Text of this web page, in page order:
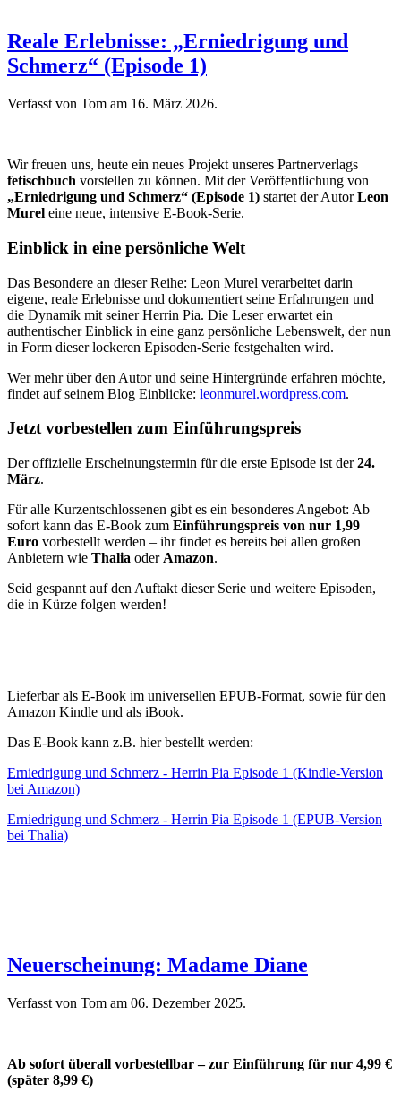
Reale Erlebnisse: „Erniedrigung und
Schmerz“ (Episode 1)
Verfasst von Tom am 16. März 2026.
Wir freuen uns, heute ein neues Projekt unseres Partnerverlags
fetischbuch vorstellen zu können. Mit der Veröffentlichung von
„Erniedrigung und Schmerz“ (Episode 1) startet der AutorLeon
Murel eine neue, intensive E-Book-Serie.
Einblick in eine persönliche Welt
Das Besondere an dieser Reihe: Leon Murel verarbeitet darin
eigene, reale Erlebnisse und dokumentiert seine Erfahrungen und
die Dynamik mit seiner Herrin Pia. Die Leser erwartet ein
authentischer Einblick in eine ganz persönliche Lebenswelt, der nun
in Form dieser lockeren Episoden-Serie festgehalten wird.
Wer mehr über den Autor und seine Hintergründe erfahren möchte,
findet auf seinem Blog Einblicke: leonmurel.wordpress.com.
Jetzt vorbestellen zum Einführungspreis
Der offizielle Erscheinungstermin für die erste Episode ist der24.
März.
Für alle Kurzentschlossenen gibt es ein besonderes Angebot: Ab
sofort kann das E-Book zum Einführungspreis von nur 1,99
Euro vorbestellt werden – ihr findet es bereits bei allen großen
Anbietern wie Thalia oder Amazon.
Seid gespannt auf den Auftakt dieser Serie und weitere Episoden,
die in Kürze folgen werden!
Lieferbar als E-Book im universellen EPUB-Format, sowie für den
Amazon Kindle und als iBook.
Das E-Book kann z.B. hier bestellt werden:
Erniedrigung und Schmerz - Herrin Pia Episode 1 (Kindle-Version
bei Amazon)
Erniedrigung und Schmerz - Herrin Pia Episode 1 (EPUB-Version
bei Thalia)
Neuerscheinung: Madame Diane
Verfasst von Tom am 06. Dezember 2025.
Ab sofort überall vorbestellbar – zur Einführung für nur 4,99 €
(später 8,99 €)